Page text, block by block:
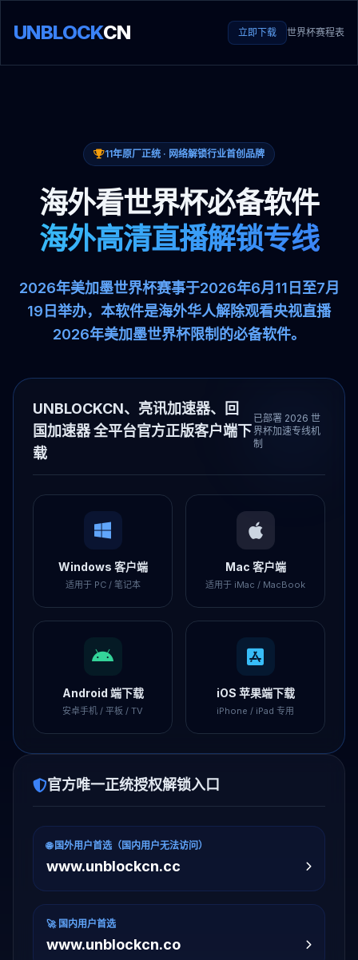
UNBLOCKCN 立即下载 世界杯赛程表
11年原厂正统 · 网络解锁行业首创品牌
海外看世界杯必备软件
海外高清直播解锁专线
2026年美加墨世界杯赛事于2026年6月11日至7月
19日举办，本软件是海外华人解除观看央视直播
2026年美加墨世界杯限制的必备软件。
UNBLOCKCN、亮讯加速器、回
国加速器 全平台官方正版客户端下
载
已部署 2026 世
界杯加速专线机
制
Windows 客户端
适用于 PC / 笔记本
Mac 客户端
适用于 iMac / MacBook
Android 端下载
安卓手机 / 平板 / TV
iOS 苹果端下载
iPhone / iPad 专用
官方唯一正统授权解锁入口
🌐 国外用户首选（国内用户无法访问）
www.unblockcn.cc
🚀 国内用户首选
www.unblockcn.co